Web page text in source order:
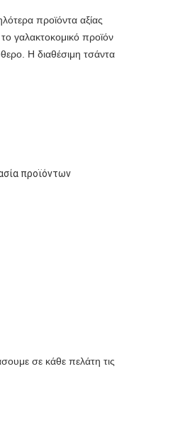
προϊόντα αξίας
γαλακτοκομικό προϊόν
Η διαθέσιμη τσάντα
προϊόντων
σε κάθε πελάτη τις